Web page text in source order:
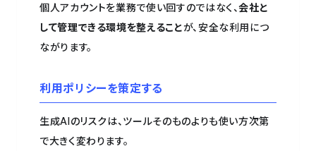
個人アカウントを業務で使い回すのではなく、会社と
して管理できる環境を整えることが、安全な利用につ
ながります。
利用ポリシーを策定する
生成AIのリスクは、ツールそのものよりも使い方次第
で大きく変わります。